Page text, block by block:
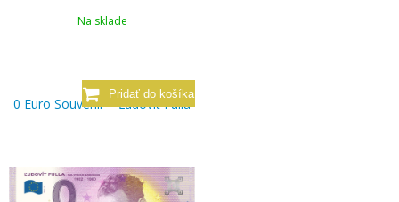
Na sklade
0 Euro Souvenir – Ľudovít Fulla